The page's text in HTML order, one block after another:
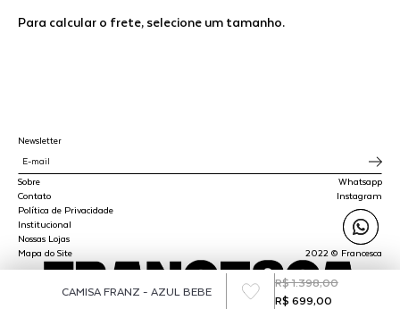
CAMISA FRANZ - AZUL BEBE
R$ 1.398,00
R$ 699,00
Para calcular o frete, selecione um tamanho.
Sobre
Contato
Política de Privacidade
Institucional
Nossas Lojas
Mapa do Site
Whatsapp
Instagram
2022 © Francesca
Newsletter
SPLY STUDIO LTDA - CNPJ 45.510.647/0001-00